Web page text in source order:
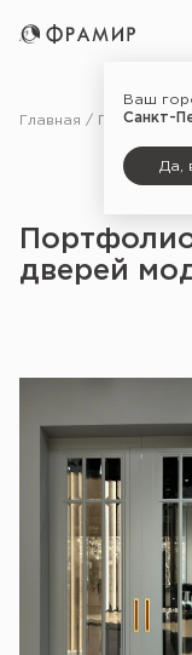
Ваш
Санкт-
Да,
Главная Портфолио
дверей